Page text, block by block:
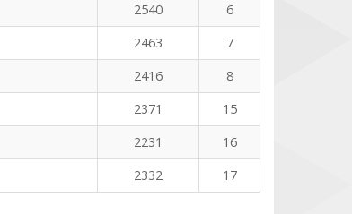
2540
6
2463
7
2416
8
2371
15
2231
16
2332 17